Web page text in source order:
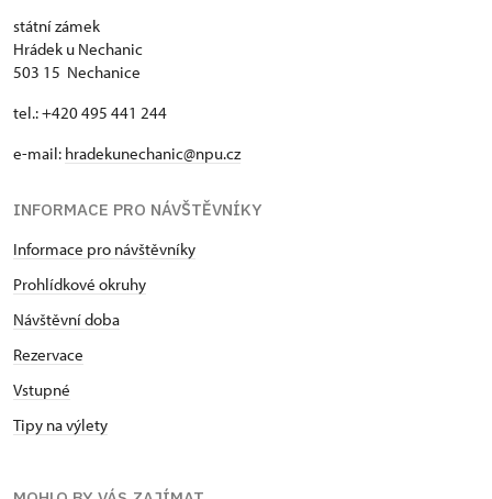
státní zámek
Hrádek u Nechanic
503 15 Nechanice
tel.: +420 495 441 244
e-mail: hradekunechanic@npu.cz
INFORMACE PRO NÁVŠTĚVNÍKY
Informace pro návštěvníky
Prohlídkové okruhy
Návštěvní doba
Rezervace
Vstupné
Tipy na výlety